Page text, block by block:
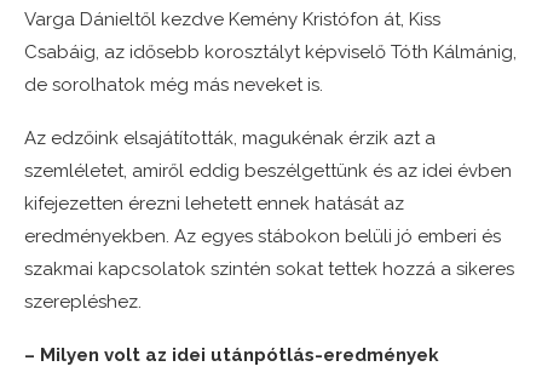
Varga Dánieltől kezdve Kemény Kristófon át, Kiss
Csabáig, az idősebb korosztályt képviselő Tóth Kálmánig,
de sorolhatok még más neveket is.
Az edzőink elsajátították, magukénak érzik azt a
szemléletet, amiről eddig beszélgettünk és az idei évben
kifejezetten érezni lehetett ennek hatását az
eredményekben. Az egyes stábokon belüli jó emberi és
szakmai kapcsolatok szintén sokat tettek hozzá a sikeres
szerepléshez.
– Milyen volt az idei utánpótlás-eredmények